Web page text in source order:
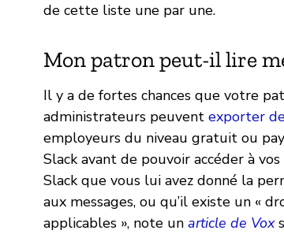
de cette liste une par une.
Mon patron peut-il lire
Il y a de fortes chances que votre
administrateurs peuvent exporter
employeurs du niveau gratuit ou
Slack avant de pouvoir accéder à
Slack que vous lui avez donné la
aux messages, ou qu’il existe un «
applicables », note un article de Vox